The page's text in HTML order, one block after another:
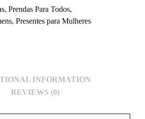
, Prendas Para Todos,
, Presentes para Mulheres
INFORMATION
REVIEWS (0)